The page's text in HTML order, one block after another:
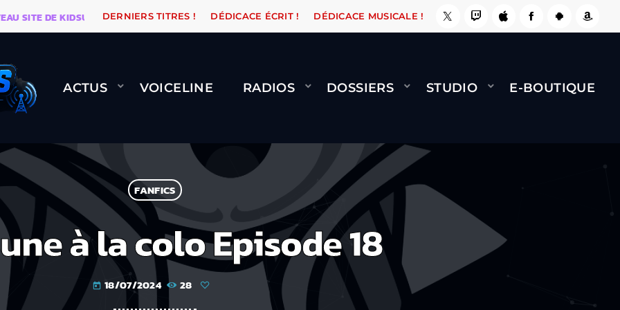
DE KIDSUNE WARÉTRO ORANGE ROAD QUI PASSE, ÇA LE FAIT ! NAMI BERNARD MINET -
DERNIERS TITRES ! DÉDICACE ÉCRIT ! DÉDICACE MUSICALE !
ACTUS VOICELINE RADIOS DOSSIERS STUDIO E-BOUTIQUE
FANFICS
à la colo Episode 18
today 18/07/2024 28